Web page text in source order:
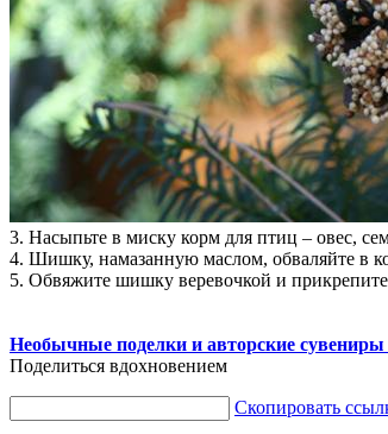
3. Насыпьте в миску корм для птиц – овес,
4. Шишку, намазанную маслом, обваляйте в
5. Обвяжите шишку веревочкой и прикрепите
Необычные поделки и авторские
Поделиться вдохновением
Скопировать